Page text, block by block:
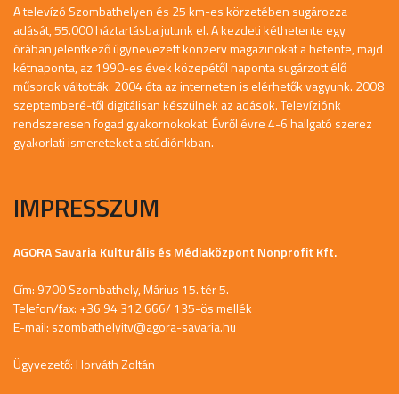
A televízó Szombathelyen és 25 km-es körzetében sugározza
adását, 55.000 háztartásba jutunk el. A kezdeti kéthetente egy
órában jelentkező úgynevezett konzerv magazinokat a hetente, majd
kétnaponta, az 1990-es évek közepétől naponta sugárzott élő
műsorok váltották. 2004 óta az interneten is elérhetők vagyunk. 2008
szeptemberé-től digitálisan készülnek az adások. Televíziónk
rendszeresen fogad gyakornokokat. Évről évre 4-6 hallgató szerez
gyakorlati ismereteket a stúdiónkban.
IMPRESSZUM
AGORA Savaria Kulturális és Médiaközpont Nonprofit Kft.
Cím: 9700 Szombathely, Márius 15. tér 5.
Telefon/fax: +36 94 312 666/ 135-ös mellék
E-mail: szombathelyitv@agora-savaria.hu
Ügyvezető: Horváth Zoltán